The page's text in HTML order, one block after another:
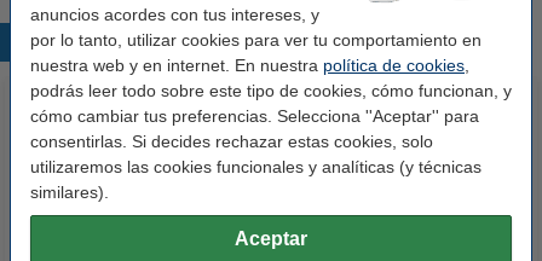
anuncios acordes con tus intereses, y
por lo tanto, utilizar cookies para ver tu comportamiento en
nuestra web y en internet. En nuestra política de cookies
podrás leer todo sobre este tipo de cookies, cómo funcionan, y
cómo cambiar tus preferencias. Selecciona ''Aceptar'' para
consentirlas. Si decides rechazar estas cookies, solo
utilizaremos las cookies funcionales y analíticas (y técnicas
similares).
Aceptar
Productos destacados